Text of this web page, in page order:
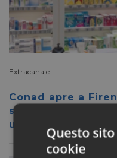
Extracanale
Conad apre a
suo nuovo format
uno, parafarmacia
Questo
cookie